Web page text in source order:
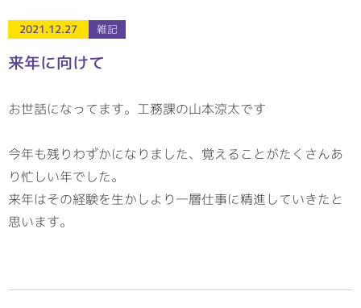
2021.12.27 雑記
来年に向けて
お世話になってます。工務課の山本涼太です
今年も残りわずかになりました、覚えることがたくさんあ
り忙しい年でした。
来年はその経験を生かしより一層仕事に精進していきたと
思います。